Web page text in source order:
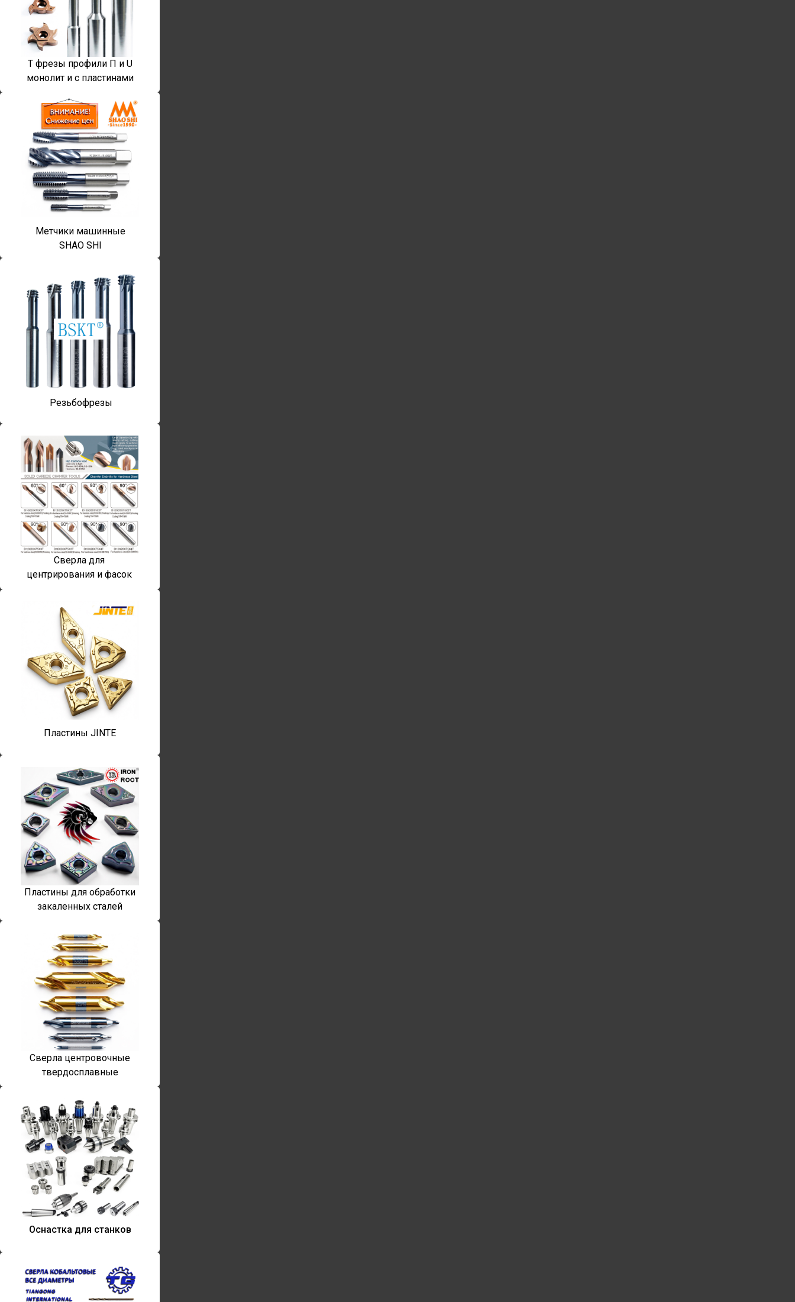
T фрезы профили П и U
монолит и с пластинами
Метчики машинные
SHAO SHI
Резьбофрезы
Сверла для
центрирования и фасок
Пластины JINTE
Пластины для обработки
закаленных сталей
Сверла центровочные
твердосплавные
Оснастка для станков